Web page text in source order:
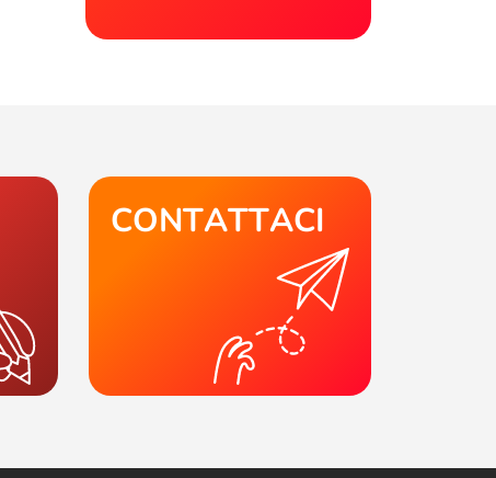
CONTATTACI